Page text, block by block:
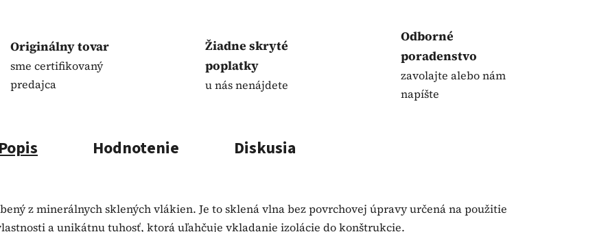
Originálny tovar
sme certifikovaný
predajca
Žiadne skryté
poplatky
u nás nenájdete
Odborné
poradenstvo
zavolajte alebo nám
napíšte
Hodnotenie Diskusia
z minerálnych sklených vlákien. Je to sklená vlna bez povrchovej úpravy určená na použitie
a unikátnu tuhosť, ktorá uľahčuje vkladanie izolácie do konštrukcie.